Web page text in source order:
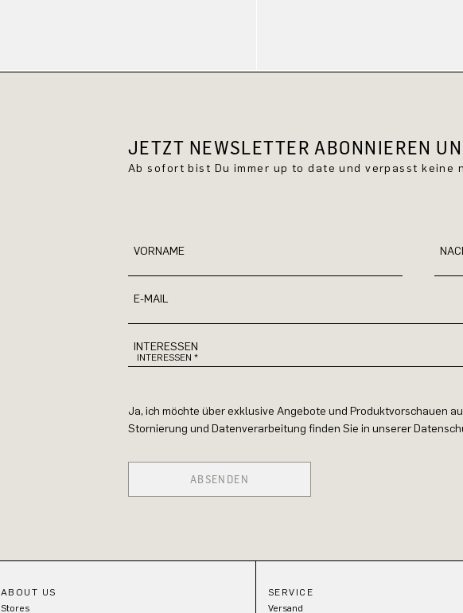
JETZT NEWSLETTER ABONNIEREN
Ab sofort bist Du immer up to date und verpasst keine
VORNAME
E-MAIL
INTERESSEN
Ja, ich möchte über exklusive Angebote und Produktvorschauen
Stornierung und Datenverarbeitung finden Sie in unserer
ABSENDEN
ABOUT US
Stores
SERVICE
Versand